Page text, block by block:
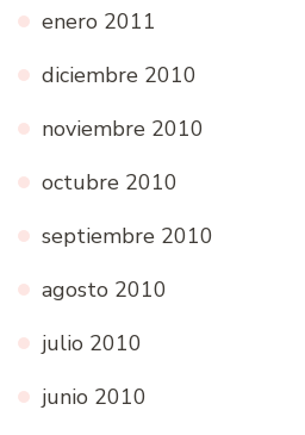
enero 2011
diciembre 2010
noviembre 2010
octubre 2010
septiembre 2010
agosto 2010
julio 2010
junio 2010